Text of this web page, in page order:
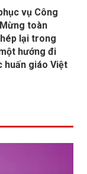
vụ Công
toàn
lại trong
hướng đi
huấn giáo Việt